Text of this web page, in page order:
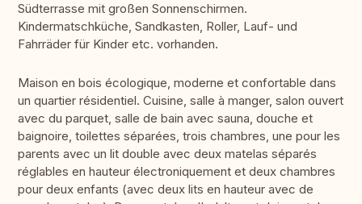
Südterrasse mit großen Sonnenschirmen.
Kindermatschküche, Sandkasten, Roller, Lauf- und
Fahrräder für Kinder etc. vorhanden.
Maison en bois écologique, moderne et confortable dans
un quartier résidentiel. Cuisine, salle à manger, salon ouvert
avec du parquet, salle de bain avec sauna, douche et
baignoire, toilettes séparées, trois chambres, une pour les
parents avec un lit double avec deux matelas séparés
réglables en hauteur électroniquement et deux chambres
pour deux enfants (avec deux lits en hauteur avec de